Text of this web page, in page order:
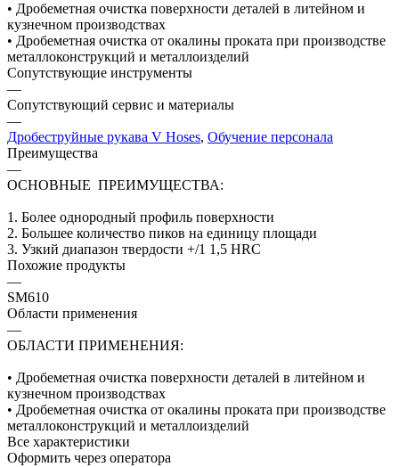
• Дробеметная очистка поверхности деталей в литейном и
кузнечном производствах
• Дробеметная очистка от окалины проката при производстве
металлоконструкций и металлоизделий
Сопутствующие инструменты
—
Сопутствующий сервис и материалы
—
Дробеструйные рукава V Hoses, Обучение персонала
Преимущества
—
ОСНОВНЫЕ ПРЕИМУЩЕСТВА:
1. Более однородный профиль поверхности
2. Большее количество пиков на единицу площади
3. Узкий диапазон твердости +/1 1,5 HRC
Похожие продукты
—
SM610
Области применения
—
ОБЛАСТИ ПРИМЕНЕНИЯ:
• Дробеметная очистка поверхности деталей в литейном и
кузнечном производствах
• Дробеметная очистка от окалины проката при производстве
металлоконструкций и металлоизделий
Все характеристики
Оформить через оператора